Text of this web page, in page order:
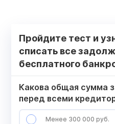
Пройдите тест и
списать все
бесплатного
Какова общая сумма
перед всеми
Менее 300 000 руб.